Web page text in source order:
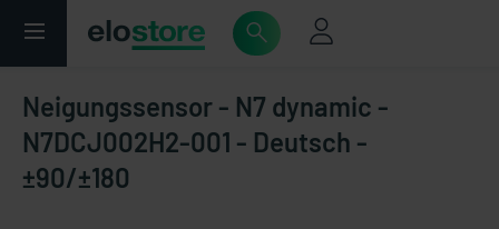
Neigungssensor - N7 dynamic -
N7DCJ002H2-001 - Deutsch -
±90/±180